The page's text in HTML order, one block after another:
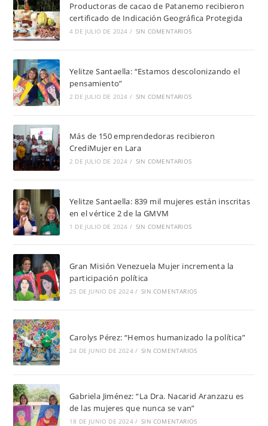
Productoras de cacao de Patanemo recibieron
certificado de Indicación Geográfica Protegida
4 DE JULIO DE 2024 / SIN COMENTARIOS
Yelitze Santaella: “Estamos descolonizando el
pensamiento”
2 DE JULIO DE 2024 / SIN COMENTARIOS
Más de 150 emprendedoras recibieron
CrediMujer en Lara
2 DE JULIO DE 2024 / SIN COMENTARIOS
Yelitze Santaella: 839 mil mujeres están inscritas
en el vértice 2 de la GMVM
1 DE JULIO DE 2024 / SIN COMENTARIOS
Gran Misión Venezuela Mujer incrementa la
participación política
25 DE JUNIO DE 2024 / SIN COMENTARIOS
Carolys Pérez: “Hemos humanizado la política”
24 DE JUNIO DE 2024 / SIN COMENTARIOS
Gabriela Jiménez: “La Dra. Nacarid Aranzazu es
de las mujeres que nunca se van”
18 DE JUNIO DE 2024 / SIN COMENTARIOS